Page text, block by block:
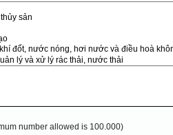
number allowed is 100.000)